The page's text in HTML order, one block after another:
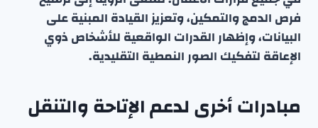
فرص الدمج والتمكين، وتعزيز القيادة المبنية على
البيانات، وإظهار القدرات الواقعية للأشخاص ذوي
الإعاقة لتفكيك الصور النمطية التقليدية.
مبادرات أخرى لدعم الإتاحة والتنقل